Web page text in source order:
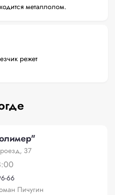
металлолом.
режет
37
66
Пичугин